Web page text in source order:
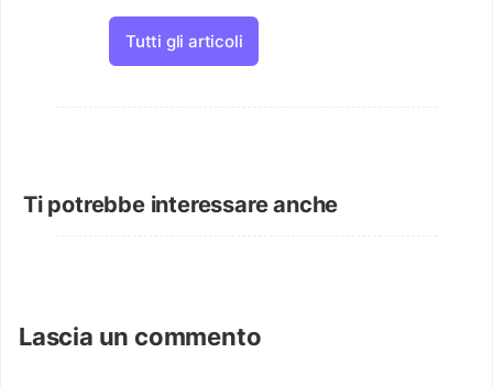
Tutti gli articoli
Ti potrebbe interessare anche
Lascia un commento